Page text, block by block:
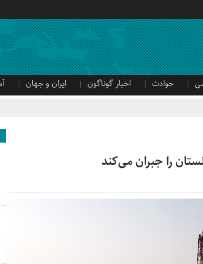
حوادث اخبار گوناگون ایران و جهان
را جبران می‌کند